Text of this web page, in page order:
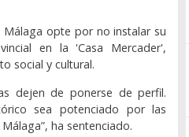
opte por no instalar su
en la 'Casa Mercader',
social y cultural.
dejen de ponerse de perfil.
sea potenciado por las
ha sentenciado.